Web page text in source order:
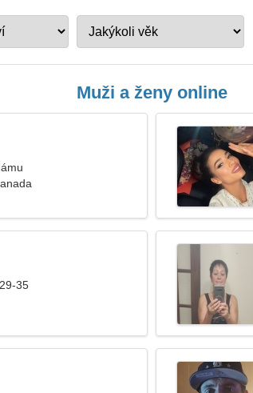
Muži a ženy online
35